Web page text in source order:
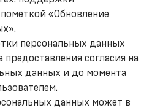
«Обновление
персональных данных
согласия на
данных и до момента
данных может в